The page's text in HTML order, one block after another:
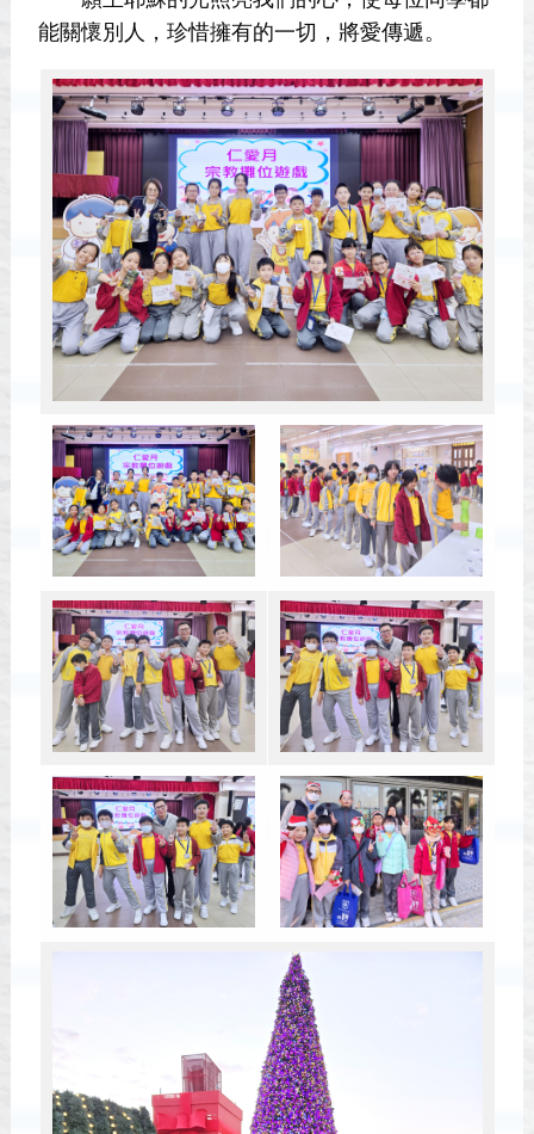
能關懷別人，珍惜擁有的一切，將愛傳遞。